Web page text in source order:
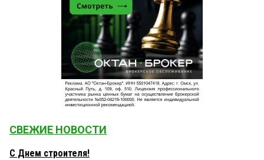
СВЕЖИЕ НОВОСТИ
С Днем строителя!